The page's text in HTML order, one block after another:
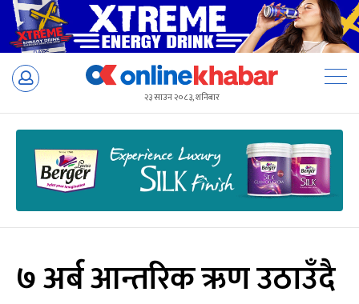
Skip
२३ साउन २०८३, शनिबार
७ अर्ब आन्तरिक ऋण उठाउँदै